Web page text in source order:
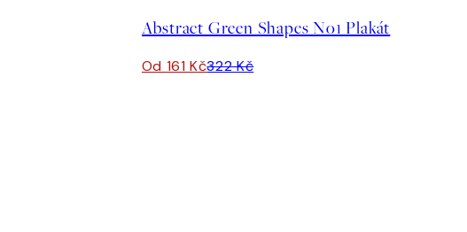
Abstract Green Shapes No1 Plakát
Od 161 Kč322 Kč